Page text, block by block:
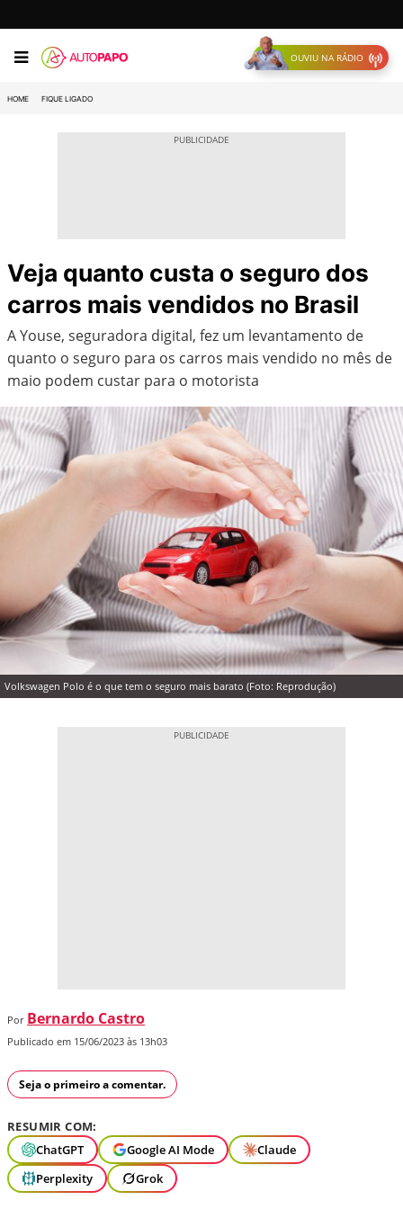
OUVIU NA RÁDIO
HOME FIQUE LIGADO
Veja quanto custa o seguro dos
carros mais vendidos no Brasil
A Youse, seguradora digital, fez um levantamento de
quanto o seguro para os carros mais vendido no mês de
maio podem custar para o motorista
Volkswagen Polo é o que tem o seguro mais barato (Foto: Reprodução)
Por Bernardo Castro
Publicado em 15/06/2023 às 13h03
Seja o primeiro a comentar.
RESUMIR COM:
ChatGPT
Google AI Mode
Claude
Perplexity
Grok